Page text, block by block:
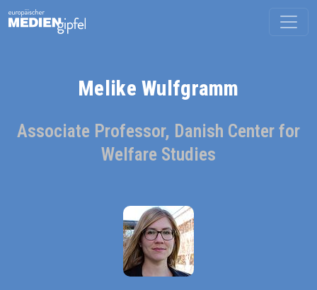
Melike Wulfgramm
Associate Professor, Danish Center for
Welfare Studies